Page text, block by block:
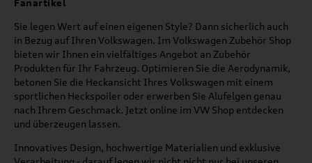
Sie legen Wert auf einen eigenen Style? Dann sicherlich auch
in Bezug auf Ihren Volkswagen. Im Volkswagen Zubehör Shop
bieten wir Ihnen ein vielfältiges Angebot an Zubehör
Produkten für Ihr Fahrzeug. Optimieren Sie die Aerodynamik,
betonen Sie die Heckansicht Ihres Volkswagen mit einem
sportlichen Heckspoiler oder erwerben Sie Alufelgen genau
nach Ihrem Geschmack. Jetzt online im VW Shop entdecken
und überzeugen lassen.
Innovatives Design, hochwertige Materialien und exklusive